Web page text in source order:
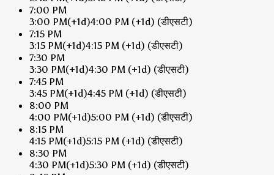
7:00 PM
3:00 PM(+1d)4:00 PM (+1d) (डीएसटी)
7:15 PM
3:15 PM(+1d)4:15 PM (+1d) (डीएसटी)
7:30 PM
3:30 PM(+1d)4:30 PM (+1d) (डीएसटी)
7:45 PM
3:45 PM(+1d)4:45 PM (+1d) (डीएसटी)
8:00 PM
4:00 PM(+1d)5:00 PM (+1d) (डीएसटी)
8:15 PM
4:15 PM(+1d)5:15 PM (+1d) (डीएसटी)
8:30 PM
4:30 PM(+1d)5:30 PM (+1d) (डीएसटी)